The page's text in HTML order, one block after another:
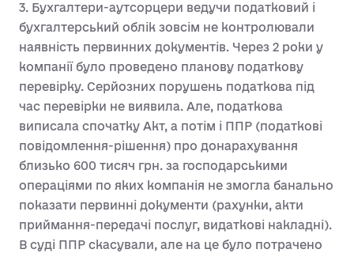
3. Бухгалтери-аутсорцери ведучи податковий і
бухгалтерський облік зовсім не контролювали
наявність первинних документів. Через 2 роки у
компанії було проведено планову податкову
перевірку. Серйозних порушень податкова під
час перевірки не виявила. Але, податкова
виписала спочатку Акт, а потім і ППР (податкові
повідомлення-рішення) про донарахування
близько 600 тисяч грн. за господарськими
операціями по яких компанія не змогла банально
показати первинні документи (рахунки, акти
приймання-передачі послуг, видаткові накладні).
В суді ППР скасували, але на це було потрачено